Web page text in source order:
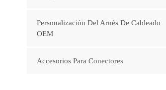
Personalización Del Arnés De Cableado
OEM
Accesorios Para Conectores